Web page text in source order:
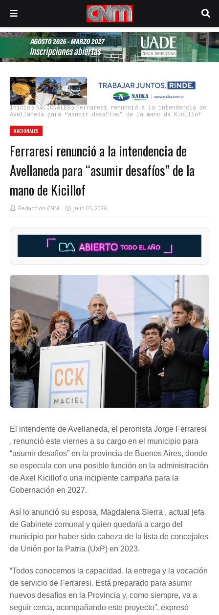
Inicio NACIONALES
Ferraresi renunció a la intendencia de
Avellaneda para “asumir desafíos” de la mano de Kicillof
NACIONALES
Ferraresi renunció a la intendencia de
Avellaneda para “asumir desafíos” de la
mano de Kicillof
Redacción CNM julio 03, 2026
El intendente de Avellaneda, el peronista Jorge Ferraresi
, renunció este viernes a su cargo en el municipio para
“asumir desafíos” en la provincia de Buenos Aires, donde
se especula con una posible función en la administración
de Axel Kicillof o una incipiente campaña para la
Gobernación en 2027.
Así lo anunció su esposa, Magdalena Sierra , actual jefa
de Gabinete comunal y quien quedará a cargo del
municipio por haber sido cabeza de la lista de concejales
de Unión por la Patria (UxP) en 2023.
“Todos conocemos la capacidad, la entrega y la vocación
de servicio de Ferraresi. Está preparado para asumir
nuevos desafíos en la Provincia y, como siempre, va a
seguir cerca, acompañando este proyecto”, expresó